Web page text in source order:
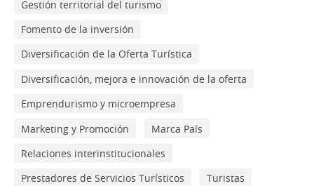
Gestión territorial del turismo
Fomento de la inversión
Diversificación de la Oferta Turística
Diversificación, mejora e innovación de la oferta
Emprendurismo y microempresa
Marketing y Promoción
Marca País
Relaciones interinstitucionales
Prestadores de Servicios Turísticos
Turistas